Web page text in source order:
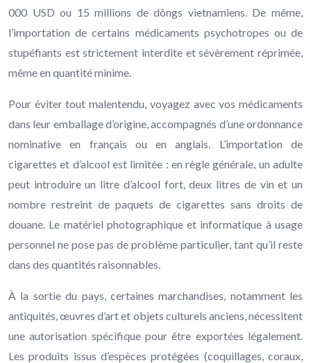
000 USD ou 15 millions de dôngs vietnamiens. De même,
l’importation de certains médicaments psychotropes ou de
stupéfiants est strictement interdite et sévèrement réprimée,
même en quantité minime.
Pour éviter tout malentendu, voyagez avec vos médicaments
dans leur emballage d’origine, accompagnés d’une ordonnance
nominative en français ou en anglais. L’importation de
cigarettes et d’alcool est limitée : en règle générale, un adulte
peut introduire un litre d’alcool fort, deux litres de vin et un
nombre restreint de paquets de cigarettes sans droits de
douane. Le matériel photographique et informatique à usage
personnel ne pose pas de problème particulier, tant qu’il reste
dans des quantités raisonnables.
À la sortie du pays, certaines marchandises, notamment les
antiquités, œuvres d’art et objets culturels anciens, nécessitent
une autorisation spécifique pour être exportées légalement.
Les produits issus d’espèces protégées (coquillages, coraux,